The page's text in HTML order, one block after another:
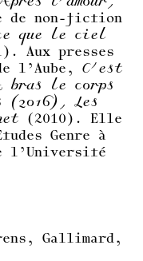
de non-fiction
que le ciel
Aux presses
l’Aube,C’est
bras le corps
Les
(2010). Elle
Genre à
l’Université
Gallimard,